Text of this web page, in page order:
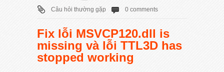
Câu hỏi thường gặp
0 comments
Fix lỗi MSVCP120.dll is
missing và lỗi TTL3D has
stopped working